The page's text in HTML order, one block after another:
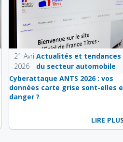
21 Avril
2026
Actualités et tendances
du secteur automobile
Cyberattaque ANTS 2026 : vos
données carte grise sont-elles
danger ?
LIRE PLUS